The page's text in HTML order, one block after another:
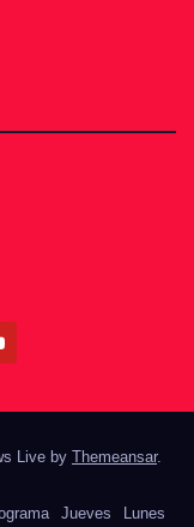
Live by Themeansar.
Jueves Lunes